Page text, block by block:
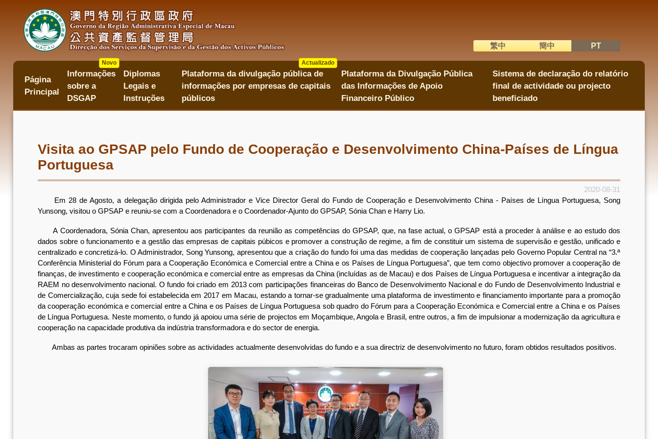
conteúdo
語系切換
繁中 簡中 PT
Página
Principal
Informações
sobre a
DSGAP
Novo
Diplomas
Legais e
Instruções
Plataforma da divulgação pública de
informações por empresas de capitais
públicos
Actualizado
Plataforma da Divulgação Pública
das Informações de Apoio
Financeiro Público
Sistema de declaração do relatório
final de actividade ou projecto
beneficiado
Visita ao GPSAP pelo Fundo de Cooperação e Desenvolvimento China-Países de Língua
Portuguesa
2020-08-31
Em 28 de Agosto, a delegação dirigida pelo Administrador e Vice Director Geral do Fundo de Cooperação e Desenvolvimento China - Países de Língua Portuguesa, Song
Yunsong, visitou o GPSAP e reuniu-se com a Coordenadora e o Coordenador-Ajunto do GPSAP, Sónia Chan e Harry Lio.
A Coordenadora, Sónia Chan, apresentou aos participantes da reunião as competências do GPSAP, que, na fase actual, o GPSAP está a proceder à análise e ao estudo dos
dados sobre o funcionamento e a gestão das empresas de capitais púbicos e promover a construção de regime, a fim de constituir um sistema de supervisão e gestão, unificado e
centralizado e concretizá-lo. O Administrador, Song Yunsong, apresentou que a criação do fundo foi uma das medidas de cooperação lançadas pelo Governo Popular Central na “3.ª
Conferência Ministerial do Fórum para a Cooperação Económica e Comercial entre a China e os Países de Língua Portuguesa”, que tem como objectivo promover a cooperação de
finanças, de investimento e cooperação económica e comercial entre as empresas da China (incluídas as de Macau) e dos Países de Língua Portuguesa e incentivar a integração da
RAEM no desenvolvimento nacional. O fundo foi criado em 2013 com participações financeiras do Banco de Desenvolvimento Nacional e do Fundo de Desenvolvimento Industrial e
de Comercialização, cuja sede foi estabelecida em 2017 em Macau, estando a tornar-se gradualmente uma plataforma de investimento e financiamento importante para a promoção
da cooperação económica e comercial entre a China e os Países de Língua Portuguesa sob quadro do Fórum para a Cooperação Económica e Comercial entre a China e os Países
de Língua Portuguesa. Neste momento, o fundo já apoiou uma série de projectos em Moçambique, Angola e Brasil, entre outros, a fim de impulsionar a modernização da agricultura e
cooperação na capacidade produtiva da indústria transformadora e do sector de energia.
Ambas as partes trocaram opiniões sobre as actividades actualmente desenvolvidas do fundo e a sua directriz de desenvolvimento no futuro, foram obtidos resultados positivos.